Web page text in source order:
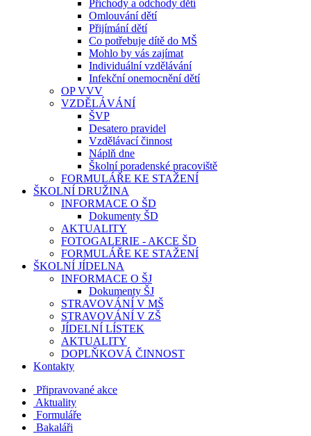
Příchody a odchody dětí
Omlouvání dětí
Přijímání dětí
Co potřebuje dítě do MŠ
Mohlo by vás zajímat
Individuální vzdělávání
Infekční onemocnění dětí
OP VVV
VZDĚLÁVÁNÍ
ŠVP
Desatero pravidel
Vzdělávací činnost
Náplň dne
Školní poradenské pracoviště
FORMULÁŘE KE STAŽENÍ
ŠKOLNÍ DRUŽINA
INFORMACE O ŠD
Dokumenty ŠD
AKTUALITY
FOTOGALERIE - AKCE ŠD
FORMULÁŘE KE STAŽENÍ
ŠKOLNÍ JÍDELNA
INFORMACE O ŠJ
Dokumenty ŠJ
STRAVOVÁNÍ V MŠ
STRAVOVÁNÍ V ZŠ
JÍDELNÍ LÍSTEK
AKTUALITY
DOPLŇKOVÁ ČINNOST
Kontakty
Připravované akce
Aktuality
Formuláře
Bakaláři